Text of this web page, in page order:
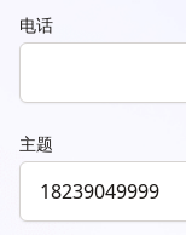
电话
主题